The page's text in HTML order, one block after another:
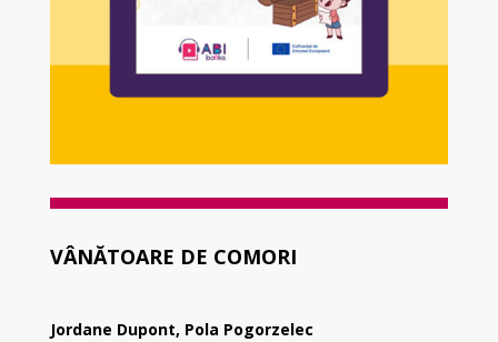
VÂNĂTOARE DE COMORI
Jordane Dupont, Pola Pogorzelec